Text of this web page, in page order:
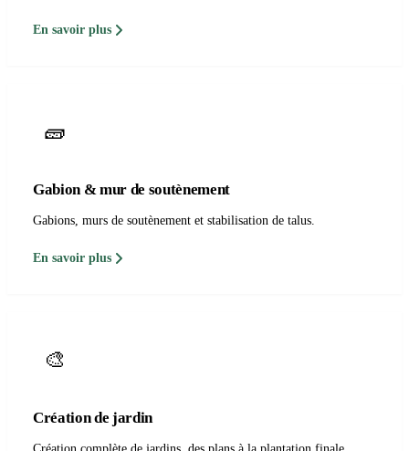
En savoir plus
🧱
Gabion & mur de soutènement
Gabions, murs de soutènement et stabilisation de talus.
En savoir plus
🎨
Création de jardin